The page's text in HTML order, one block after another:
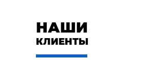
НАШИ
КЛИЕНТЫ